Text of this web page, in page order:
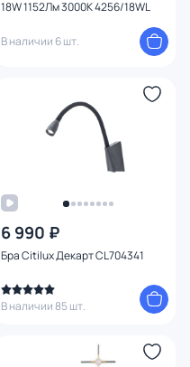
18W 1152Лм 3000K 4256/18WL
В наличии 6 шт.
6 990 ₽
Бра Citilux Декарт CL704341
В наличии 85 шт.